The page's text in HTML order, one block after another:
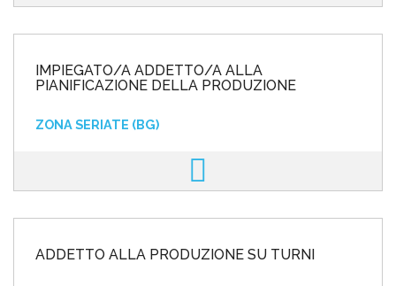
IMPIEGATO/A ADDETTO/A ALLA
PIANIFICAZIONE DELLA PRODUZIONE
ZONA SERIATE (BG)
ADDETTO ALLA PRODUZIONE SU TURNI